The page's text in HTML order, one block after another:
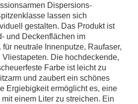
Dispersions-
lassen sich
gestalten. Das Produkt ist
und Deckenflächen im
für neutrale Innenputze, Raufaser,
Die hochdeckende,
Farbe ist leicht zu
und zaubert ein schönes
Ergiebigkeit ermöglicht es, eine
mit einem Liter zu streichen. Ein